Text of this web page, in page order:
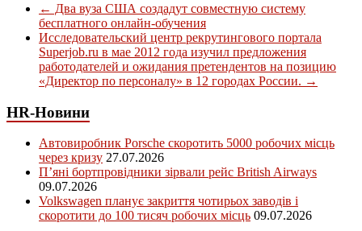
← Два вуза США создадут совместную систему
бесплатного онлайн-обучения
Исследовательский центр рекрутингового портала
Superjob.ru в мае 2012 года изучил предложения
работодателей и ожидания претендентов на позицию
«Директор по персоналу» в 12 городах России. →
HR-Новини
Автовиробник Porsche скоротить 5000 робочих місць
через кризу 27.07.2026
П’яні бортпровідники зірвали рейс British Airways
09.07.2026
Volkswagen планує закриття чотирьох заводів і
скоротити до 100 тисяч робочих місць 09.07.2026